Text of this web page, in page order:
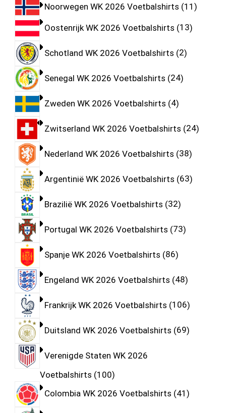
Noorwegen WK 2026 Voetbalshirts 11
Oostenrijk WK 2026 Voetbalshirts 13
Schotland WK 2026 Voetbalshirts 2
Senegal WK 2026 Voetbalshirts 24
Zweden WK 2026 Voetbalshirts 4
Zwitserland WK 2026 Voetbalshirts 24
Nederland WK 2026 Voetbalshirts 38
Argentinië WK 2026 Voetbalshirts 63
Brazilië WK 2026 Voetbalshirts 32
Portugal WK 2026 Voetbalshirts 73
Spanje WK 2026 Voetbalshirts 86
Engeland WK 2026 Voetbalshirts 48
Frankrijk WK 2026 Voetbalshirts 106
Duitsland WK 2026 Voetbalshirts 69
Verenigde Staten WK 2026
Voetbalshirts 100
Colombia WK 2026 Voetbalshirts 41